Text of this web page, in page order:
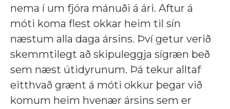
nema í um fjóra mánuði á ári. Aftur á
móti koma flest okkar heim til sín
næstum alla daga ársins. Því getur verið
skemmtilegt að skipuleggja sígræn beð
sem næst útidyrunum. Þá tekur alltaf
eitthvað grænt á móti okkur þegar við
komum heim hvenær ársins sem er